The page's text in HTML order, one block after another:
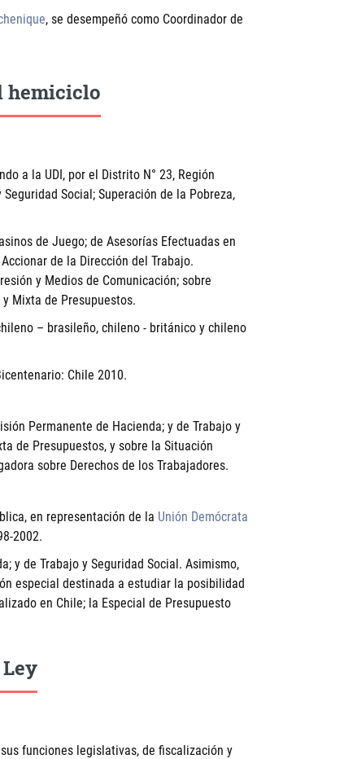
, se desempeñó como Coordinador de
hemiciclo
a la UDI, por el Distrito N° 23, Región
Social; Superación de la Pobreza,
de Juego; de Asesorías Efectuadas en
de la Dirección del Trabajo.
y Medios de Comunicación; sobre
Mixta de Presupuestos.
– brasileño, chileno - británico y chileno
Chile 2010.
Permanente de Hacienda; y de Trabajo y
de Presupuestos, y sobre la Situación
sobre Derechos de los Trabajadores.
en representación de la Unión Demócrata
2002.
y de Trabajo y Seguridad Social. Asimismo,
especial destinada a estudiar la posibilidad
en Chile; la Especial de Presupuesto
funciones legislativas, de fiscalización y